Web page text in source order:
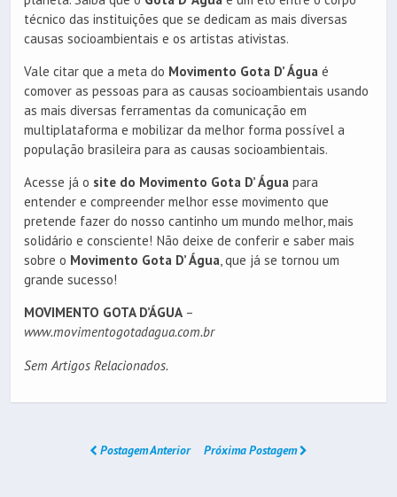
técnico das instituições que se dedicam as mais diversas
causas socioambientais e os artistas ativistas.
Vale citar que a meta do Movimento Gota D’ Água é
comover as pessoas para as causas socioambientais usando
as mais diversas ferramentas da comunicação em
multiplataforma e mobilizar da melhor forma possível a
população brasileira para as causas socioambientais.
Acesse já o site do Movimento Gota D’ Água para
entender e compreender melhor esse movimento que
pretende fazer do nosso cantinho um mundo melhor, mais
solidário e consciente! Não deixe de conferir e saber mais
sobre o Movimento Gota D’ Água, que já se tornou um
grande sucesso!
MOVIMENTO GOTA D’ÁGUA –
www.movimentogotadagua.com.br
Sem Artigos Relacionados.
Postagem Anterior Próxima Postagem